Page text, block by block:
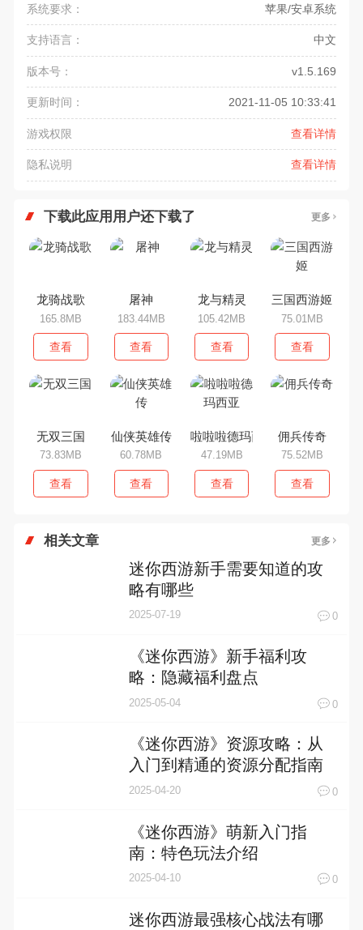
系统要求： 苹果/安卓系统
支持语言： 中文
版本号： v1.5.169
更新时间： 2021-11-05 10:33:41
游戏权限 查看详情
隐私说明 查看详情
下载此应用用户还下载了 更多
龙骑战歌
165.8MB
查看
屠神
183.44MB
查看
龙与精灵
105.42MB
查看
三国西游姬
75.01MB
查看
无双三国
73.83MB
查看
仙侠英雄传
60.78MB
查看
啦啦啦德玛西亚
47.19MB
查看
佣兵传奇
75.52MB
查看
相关文章 更多
迷你西游新手需要知道的攻
略有哪些
2025-07-19 0
《迷你西游》新手福利攻
略：隐藏福利盘点
2025-05-04 0
《迷你西游》资源攻略：从
入门到精通的资源分配指南
2025-04-20 0
《迷你西游》萌新入门指
南：特色玩法介绍
2025-04-10 0
迷你西游最强核心战法有哪